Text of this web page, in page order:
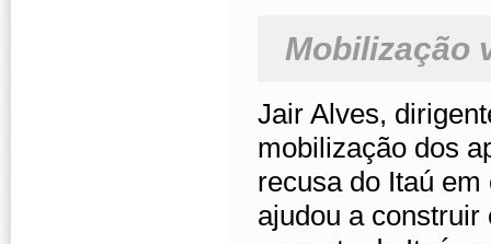
Mobilização
Jair Alves,
mobilização dos
recusa do Itaú
ajudou a construir